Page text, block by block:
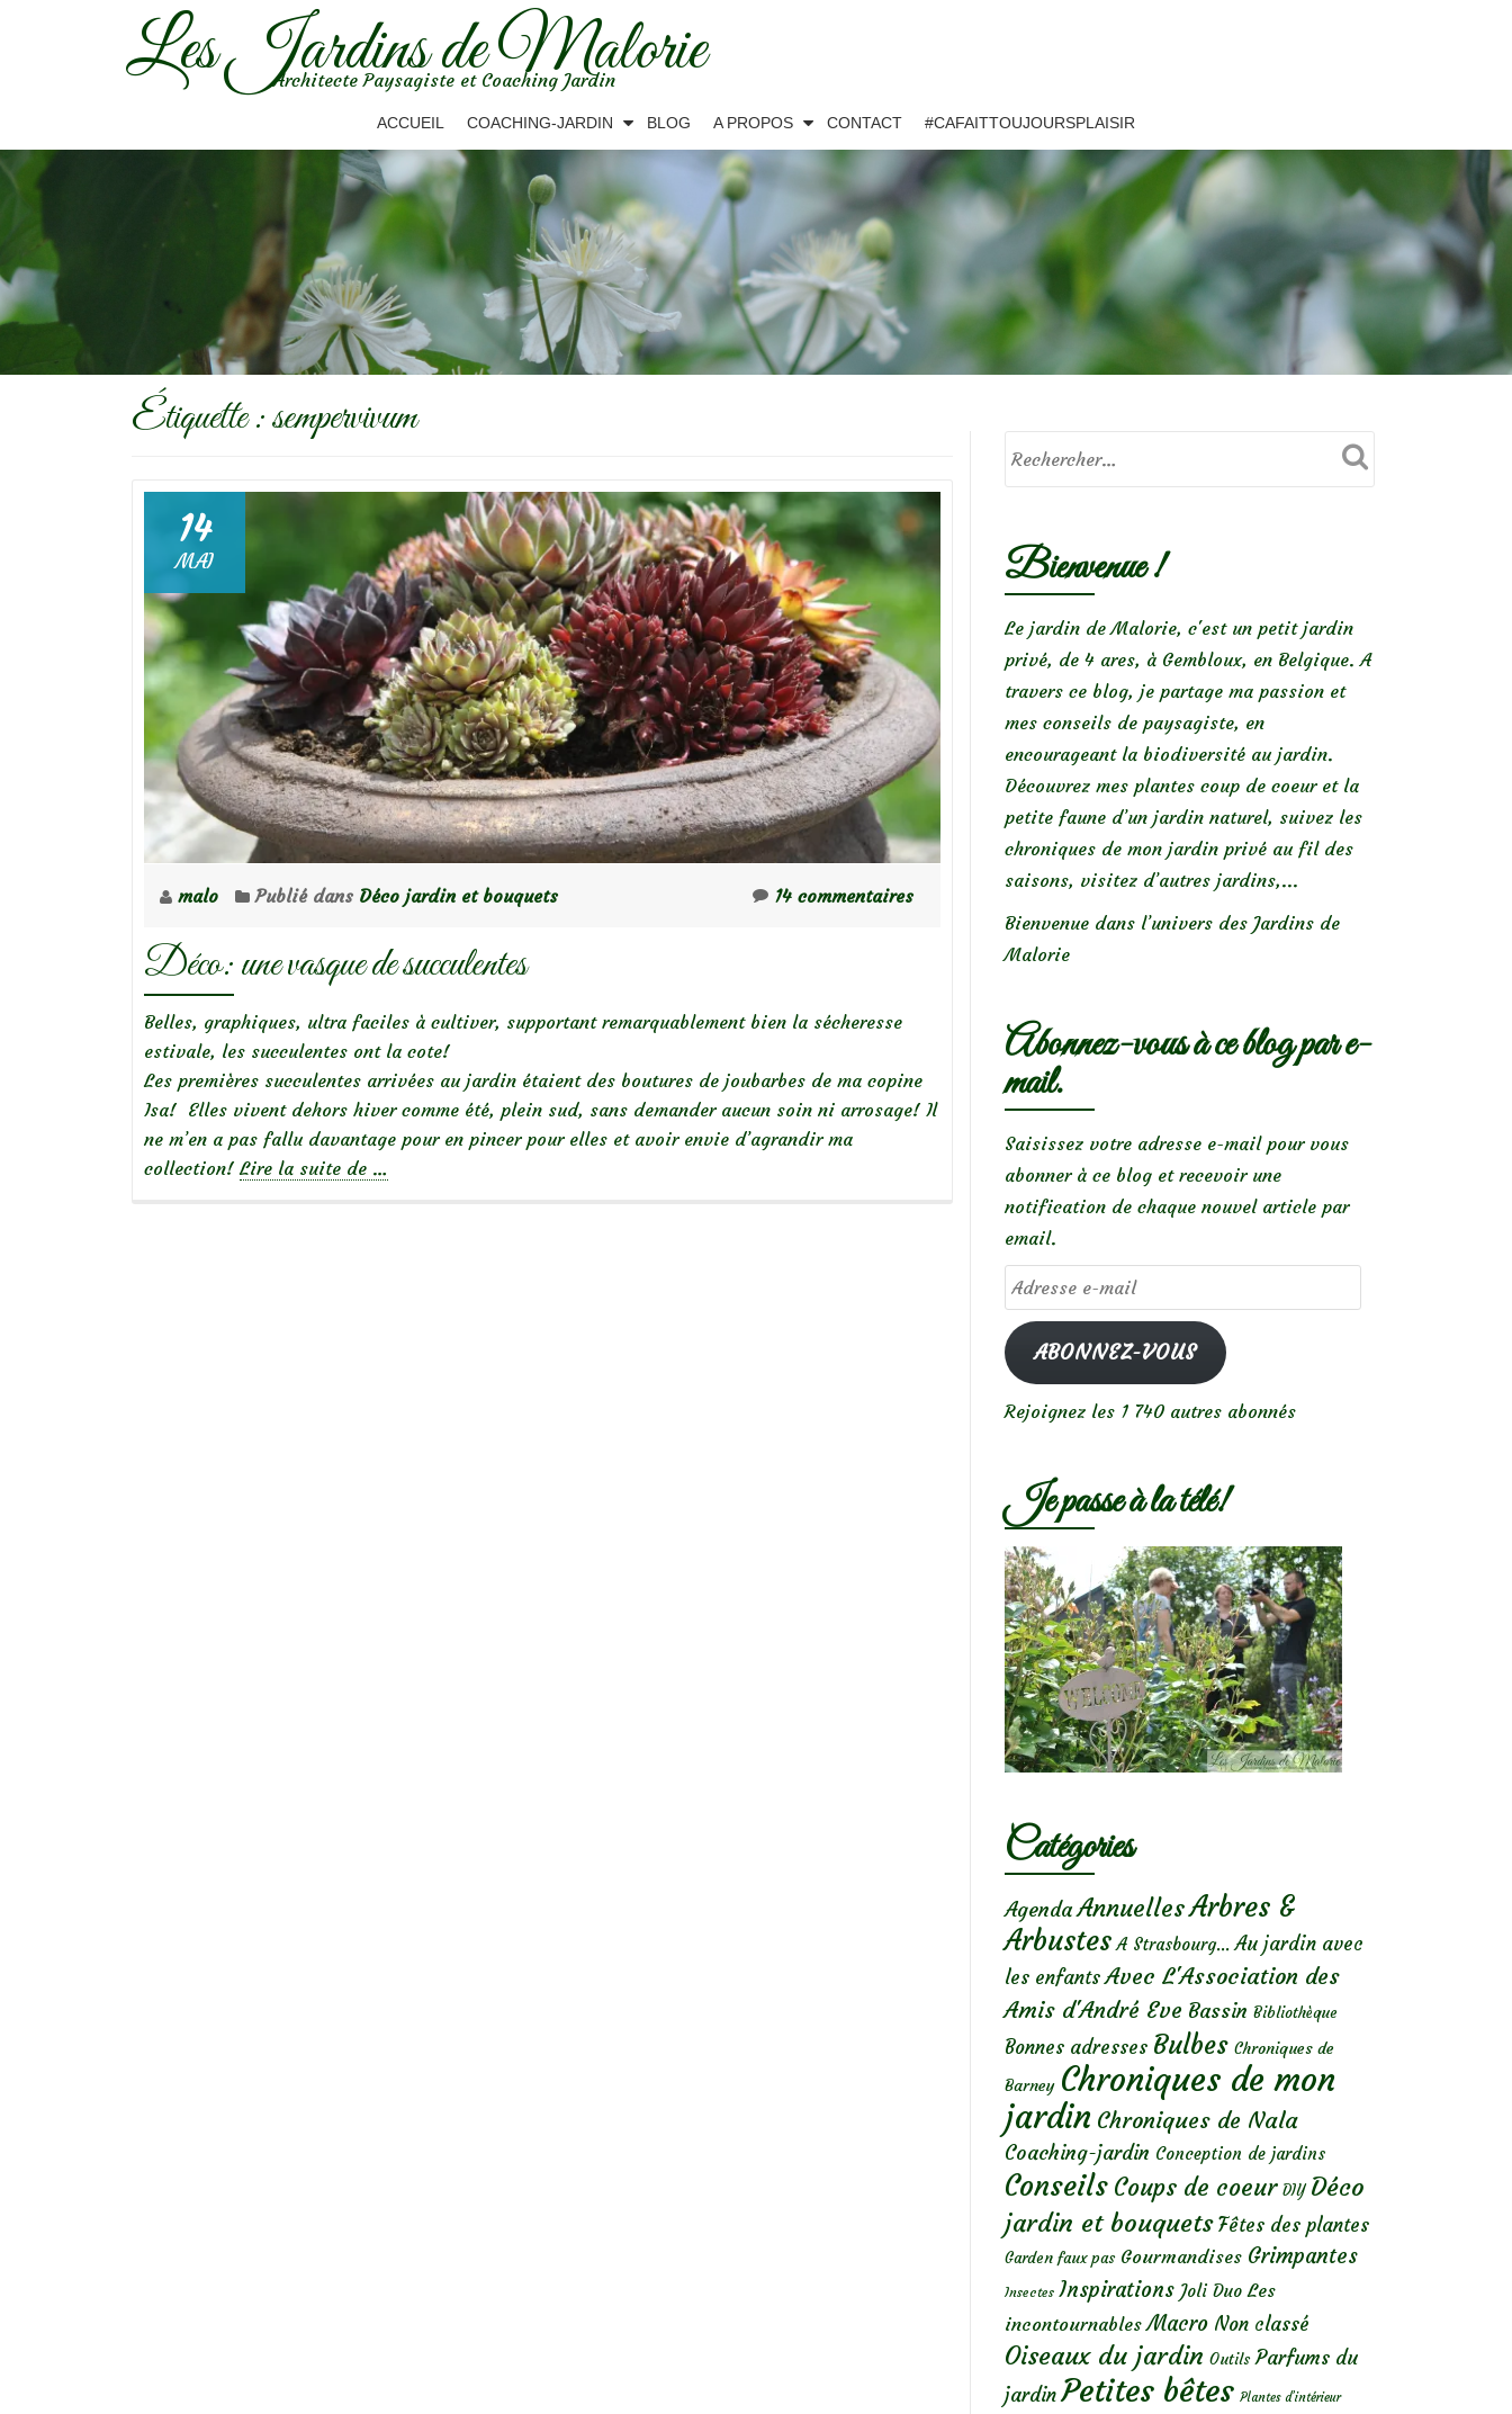
Les Jardins de Malorie
Architecte Paysagiste et Coaching Jardin
ACCUEIL COACHING-JARDIN BLOG A PROPOS CONTACT #CAFAITTOUJOURSPLAISIR
Étiquette :sempervivum
14
MAI
malo Publié dans Déco jardin et bouquets 14 commentaires
Déco: une vasque de succulentes
Belles, graphiques, ultra faciles à cultiver, supportant remarquablement bien la sécheresse
estivale, les succulentes ont la cote!
Les premières succulentes arrivées au jardin étaient des boutures de joubarbes de ma copine
Isa! Elles vivent dehors hiver comme été, plein sud, sans demander aucun soin ni arrosage! Il
ne m’en a pas fallu davantage pour en pincer pour elles et avoir envie d’agrandir ma
collection! Lire la suite de …
Bienvenue !
Le jardin de Malorie, c'est un petit jardin
privé, de 4 ares, à Gembloux, en Belgique. A
travers ce blog, je partage ma passion et
mes conseils de paysagiste, en
encourageant la biodiversité au jardin.
Découvrez mes plantes coup de coeur et la
petite faune d’un jardin naturel, suivez les
chroniques de mon jardin privé au fil des
saisons, visitez d’autres jardins,...
Bienvenue dans l’univers des Jardins de
Malorie
Abonnez-vous à ce blog par e-
mail.
Saisissez votre adresse e-mail pour vous
abonner à ce blog et recevoir une
notification de chaque nouvel article par
email.
Adresse
e-
mailABONNEZ-VOUS
Rejoignez les 1 740 autres abonnés
Je passe à la télé!
Catégories
Agenda AnnuellesArbres &
Arbustes A Strasbourg... Au jardin avec
les enfants Avec L'Association des
Amis d'André Eve Bassin Bibliothèque
Bonnes adresses Bulbes Chroniques de
Barney Chroniques de mon
jardin Chroniques de Nala
Coaching-jardin Conception de jardins
Conseils Coups de coeur DIY Déco
jardin et bouquets Fêtes des plantes
Garden faux pas Gourmandises Grimpantes
Insectes Inspirations Joli Duo Les
incontournables Macro Non classé
Oiseaux du jardin Outils Parfums du
jardin Petites bêtes Plantes d’intérieur